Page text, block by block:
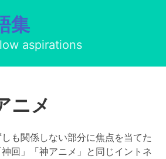
集
aspirations
ニメ
も関係しない部分に焦点を当てた
回」「神アニメ」と同じイントネ